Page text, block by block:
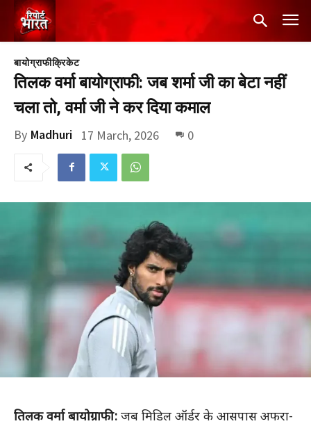
बायोग्राफीक्रिकेट
तिलक वर्मा बायोग्राफी: जब शर्मा जी का बेटा नहीं
चला तो, वर्मा जी ने कर दिया कमाल
By Madhuri 17 March, 2026 0
तिलक वर्मा बायोग्राफी: जब मिडिल ऑर्डर के आसपास अफरा-